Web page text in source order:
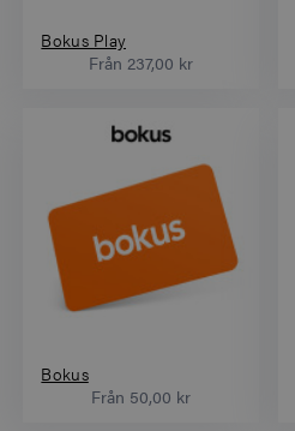
Bokus Play
Från 237,00 kr
Bokus
Från 50,00 kr